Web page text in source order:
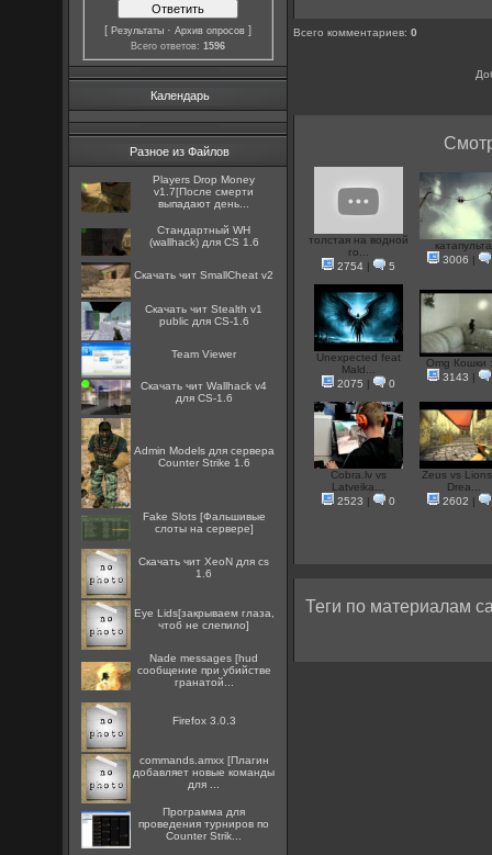
[Результаты ·Архив опросов ]
Всего ответов:1596
Календарь
Разное из Файлов
Players Drop Money
v1.7[После смерти
выпадают день...
Стандартный WH
(wallhack) для CS 1.6
Скачать чит SmallCheat v2
Скачать чит Stealth v1
public для CS-1.6
Team Viewer
Скачать чит Wallhack v4
для CS-1.6
Admin Models для сервера
Counter Strike 1.6
Fake Slots [Фальшивые
слоты на сервере]
Скачать чит XeoN для cs
1.6
Eye Lids[закрываем глаза,
чтоб не слепило]
Nade messages [hud
сообщение при убийстве
гранатой...
Firefox 3.0.3
commands.amxx [Плагин
добавляет новые команды
для ...
Программа для
проведения турниров по
Counter Strik...
Всего комментариев:0
толстая на водной
го...
2754| 5
катапульта
3006 |
Unexpected feat
Mald...
2075 | 0
Omg Кошки
3143 |
Cobra.lv vs
Latveika...
2523 | 0
Zeus vs
Drea...
2602 |
Теги по материалам